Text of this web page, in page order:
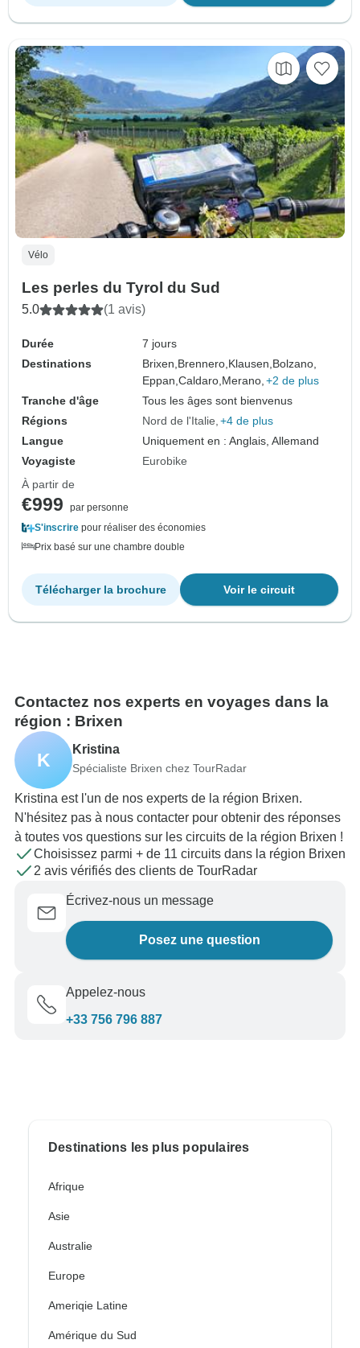
Vélo
Les perles du Tyrol du Sud
5.0 (1 avis)
Durée
7 jours
Destinations
Brixen, Brennero, Klausen, Bolzano,
Eppan,Caldaro, Merano, +2 de plus
Tranche d'âge
Tous les âges sont bienvenus
Régions
Nord de l'Italie +4 de plus
Langue
Uniquement en : Anglais, Allemand
Voyagiste
Eurobike
À partir de
€999
par personne
S'inscrire pour réaliser des économies
Prix basé sur une chambre double
Voir le circuit
Télécharger la brochure
Contactez nos experts en voyages dans la
région : Brixen
K Kristina
Spécialiste Brixen chez TourRadar
Kristina est l'un de nos experts de la région Brixen.
N'hésitez pas à nous contacter pour obtenir des réponses
à toutes vos questions sur les circuits de la région Brixen !
Choisissez parmi + de 11 circuits dans la région Brixen
2 avis vérifiés des clients de TourRadar
Écrivez-nous un message
Posez une question
Appelez-nous
+33 756 796 887
Destinations les plus populaires
Afrique
Asie
Australie
Europe
Ameriqie Latine
Amérique du Sud